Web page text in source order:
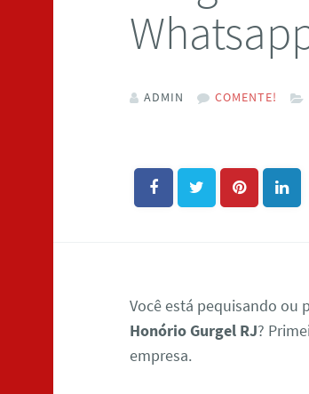
ADMIN COMENTE!
Você está pequisando
Honório Gurgel RJ?
empresa.